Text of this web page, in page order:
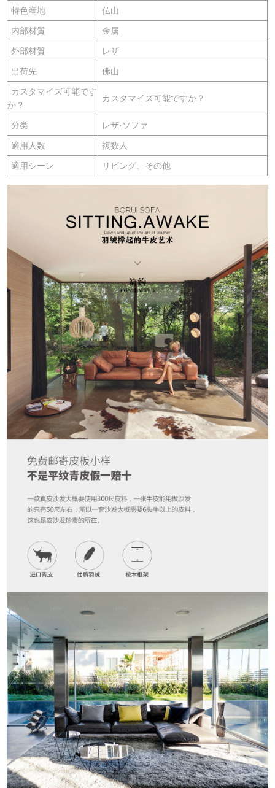
特色産地 仏山
内部材質 金属
外部材質 レザ
出荷先 佛山
カスタマイズ可能です
か？
カスタマイズ可能ですか？
分类 レザ·ソファ
適用人数 複数人
適用シーン リビング、その他